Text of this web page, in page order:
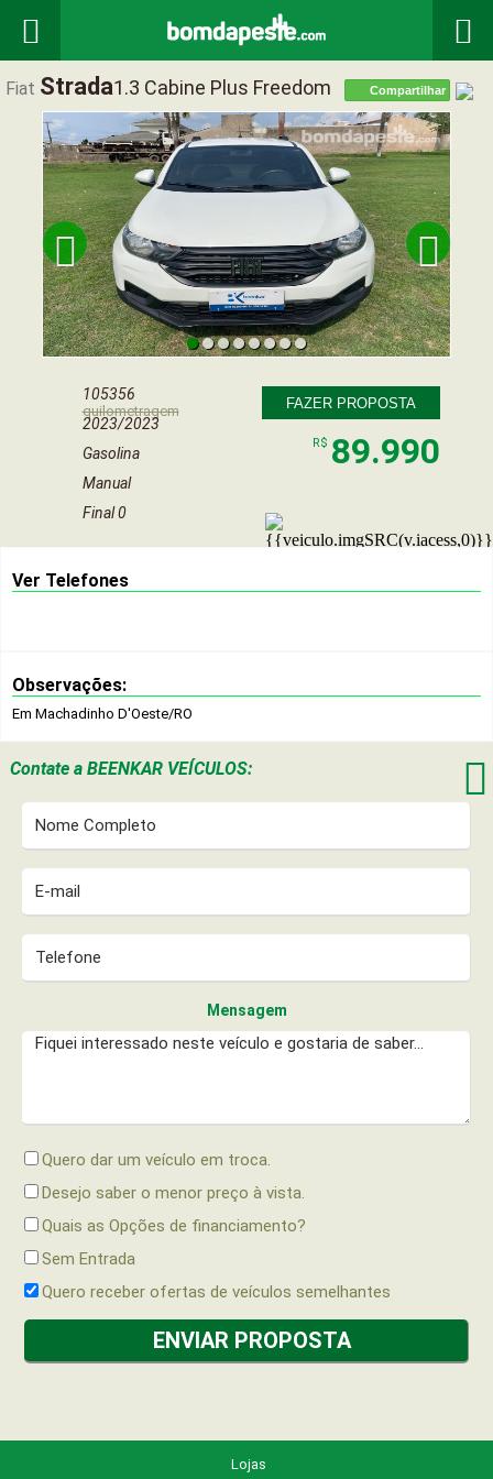
 
Fiat Strada1.3 Cabine Plus Freedom Compartilhar
 
105356
quilometragem
2023/2023
Gasolina
Manual
Final 0
FAZER PROPOSTA
R$ 89.990
Ver Telefones
Observações:
Em Machadinho D'Oeste/RO
Contate a BEENKAR VEÍCULOS: 
Mensagem
Quero dar um veículo em troca.
Desejo saber o menor preço à vista.
Quais as Opções de financiamento?
Sem Entrada
Quero receber ofertas de veículos semelhantes
Lojas